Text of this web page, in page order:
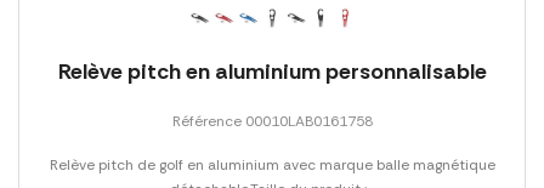
Relève pitch en aluminium personnalisable
Référence 00010LAB0161758
Relève pitch de golf en aluminium avec marque balle magnétique